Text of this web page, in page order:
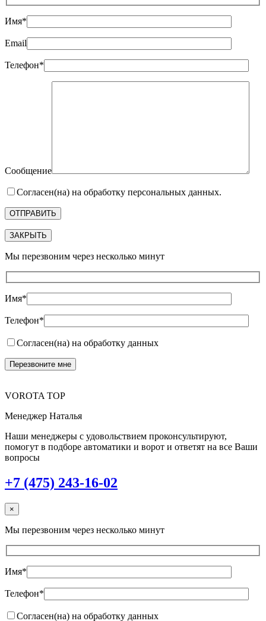
Имя*
Email
Телефон*
Сообщение
Согласен(на) на обработку персональных данных.
ЗАКРЫТЬ
Мы перезвоним через несколько минут
Имя*
Телефон*
Согласен(на) на обработку данных
VOROTA TOP
Менеджер Наталья
Наши менеджеры с удовольствием проконсультируют,
помогут в подборе автоматики и ворот и ответят на все Ваши
вопросы
+7 (475) 243-16-02
×
Мы перезвоним через несколько минут
Имя*
Телефон*
Согласен(на) на обработку данных